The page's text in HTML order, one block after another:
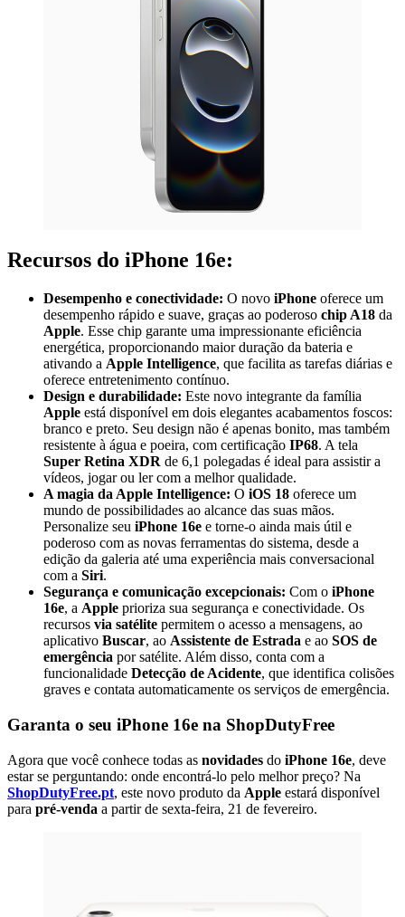
Recursos do iPhone 16e:
Desempenho e conectividade: O novo iPhone oferece um
desempenho rápido e suave, graças ao poderoso chip A18 da
Apple. Esse chip garante uma impressionante eficiência
energética, proporcionando maior duração da bateria e
ativando a Apple Intelligence, que facilita as tarefas diárias e
oferece entretenimento contínuo.
Design e durabilidade: Este novo integrante da família
Apple está disponível em dois elegantes acabamentos foscos:
branco e preto. Seu design não é apenas bonito, mas também
resistente à água e poeira, com certificação IP68. A tela
Super Retina XDR de 6,1 polegadas é ideal para assistir a
vídeos, jogar ou ler com a melhor qualidade.
A magia da Apple Intelligence: O iOS 18 oferece um
mundo de possibilidades ao alcance das suas mãos.
Personalize seu iPhone 16e e torne-o ainda mais útil e
poderoso com as novas ferramentas do sistema, desde a
edição da galeria até uma experiência mais conversacional
com a Siri.
Segurança e comunicação excepcionais: Com o iPhone
16e, a Apple prioriza sua segurança e conectividade. Os
recursos via satélite permitem o acesso a mensagens, ao
aplicativo Buscar, ao Assistente de Estrada e ao SOS de
emergência por satélite. Além disso, conta com a
funcionalidade Detecção de Acidente, que identifica colisões
graves e contata automaticamente os serviços de emergência.
Garanta o seu iPhone 16e na ShopDutyFree
Agora que você conhece todas as novidades do iPhone 16e, deve
estar se perguntando: onde encontrá-lo pelo melhor preço? Na
ShopDutyFree.pt, este novo produto da Apple estará disponível
para pré-venda a partir de sexta-feira, 21 de fevereiro.